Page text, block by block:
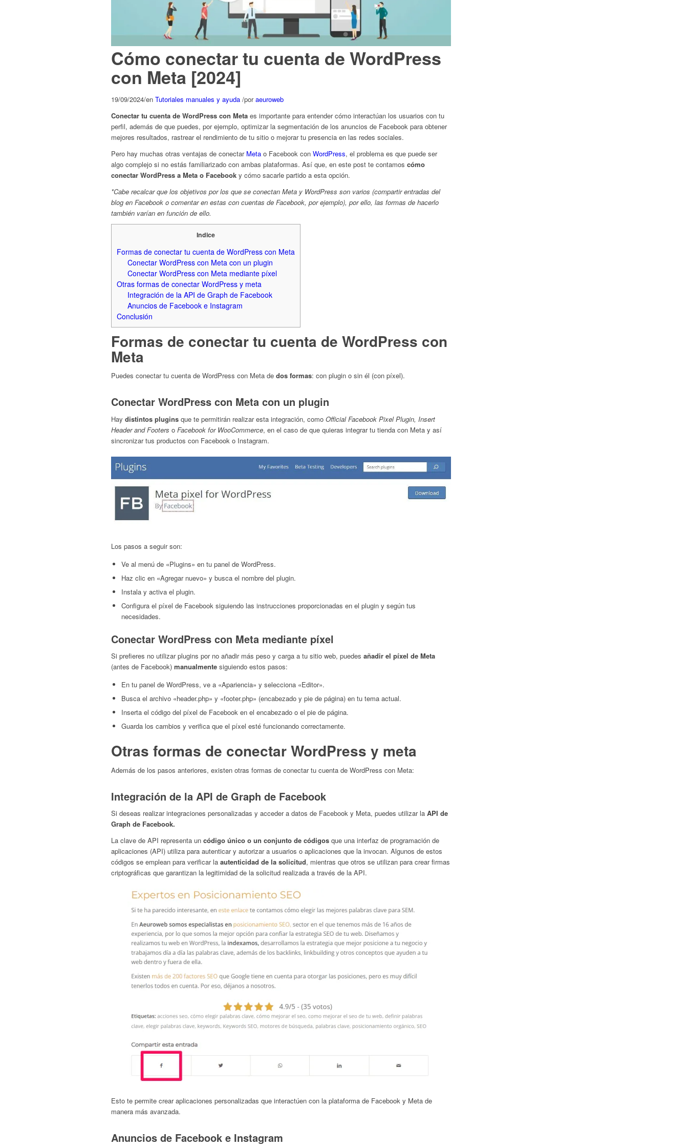
Cómo conectar tu cuenta de WordPress
con Meta [2024]
19/09/2024/en Tutoriales manuales y ayuda /poraeuroweb
Conectar tu cuenta de WordPress con Meta es importante para entender cómo interactúan los usuarios con tu
perfil, además de que puedes, por ejemplo, optimizar la segmentación de los anuncios de Facebook para obtener
mejores resultados, rastrear el rendimiento de tu sitio o mejorar tu presencia en las redes sociales.
Pero hay muchas otras ventajas de conectar Meta o Facebook con WordPress, el problema es que puede ser
algo complejo si no estás familiarizado con ambas plataformas. Así que, en este post te contamos cómo
conectar WordPress a Meta o Facebook y cómo sacarle partido a esta opción.
*Cabe recalcar que los objetivos por los que se conectan Meta y WordPress son varios (compartir entradas del
blog en Facebook o comentar en estas con cuentas de Facebook, por ejemplo), por ello, las formas de hacerlo
también varían en función de ello.
Indice
Formas de conectar tu cuenta de WordPress con Meta
Conectar WordPress con Meta con un plugin
Conectar WordPress con Meta mediante píxel
Otras formas de conectar WordPress y meta
Integración de la API de Graph de Facebook
Anuncios de Facebook e Instagram
Conclusión
Formas de conectar tu cuenta de WordPress con
Meta
Puedes conectar tu cuenta de WordPress con Meta de dos formas: con plugin o sin él (con píxel).
Conectar WordPress con Meta con un plugin
Hay distintos plugins que te permitirán realizar esta integración, como Official Facebook Pixel Plugin, Insert
Header and Footers o Facebook for WooCommerce, en el caso de que quieras integrar tu tienda con Meta y así
sincronizar tus productos con Facebook o Instagram.
Los pasos a seguir son:
Ve al menú de «Plugins» en tu panel de WordPress.
Haz clic en «Agregar nuevo» y busca el nombre del plugin.
Instala y activa el plugin.
Configura el píxel de Facebook siguiendo las instrucciones proporcionadas en el plugin y según tus
necesidades.
Conectar WordPress con Meta mediante píxel
Si prefieres no utilizar plugins por no añadir más peso y carga a tu sitio web, puedes añadir el píxel de Meta
(antes de Facebook) manualmente siguiendo estos pasos:
En tu panel de WordPress, ve a «Apariencia» y selecciona «Editor».
Busca el archivo «header.php» y «footer.php» (encabezado y pie de página) en tu tema actual.
Inserta el código del píxel de Facebook en el encabezado o el pie de página.
Guarda los cambios y verifica que el píxel esté funcionando correctamente.
Otras formas de conectar WordPress y meta
Además de los pasos anteriores, existen otras formas de conectar tu cuenta de WordPress con Meta:
Integración de la API de Graph de Facebook
Si deseas realizar integraciones personalizadas y acceder a datos de Facebook y Meta, puedes utilizar la API de
Graph de Facebook.
La clave de API representa un código único o un conjunto de códigos que una interfaz de programación de
aplicaciones (API) utiliza para autenticar y autorizar a usuarios o aplicaciones que la invocan. Algunos de estos
códigos se emplean para verificar la autenticidad de la solicitud, mientras que otros se utilizan para crear firmas
criptográficas que garantizan la legitimidad de la solicitud realizada a través de la API.
Esto te permite crear aplicaciones personalizadas que interactúen con la plataforma de Facebook y Meta de
manera más avanzada.
Anuncios de Facebook e Instagram